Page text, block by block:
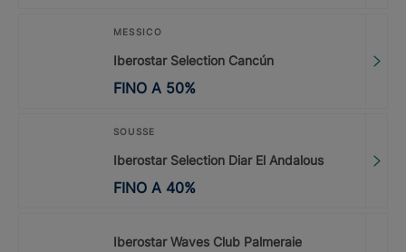
MESSICO
Iberostar Selection Cancún
FINO A 50%
SOUSSE
Iberostar Selection Diar El Andalous
FINO A 40%
Iberostar Waves Club Palmeraie